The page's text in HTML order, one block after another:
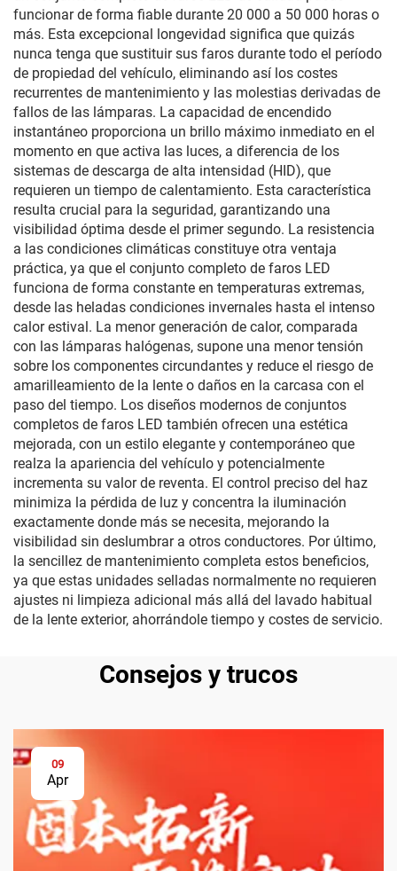
funcionar de forma fiable durante 20 000 a 50 000 horas o
más. Esta excepcional longevidad significa que quizás
nunca tenga que sustituir sus faros durante todo el período
de propiedad del vehículo, eliminando así los costes
recurrentes de mantenimiento y las molestias derivadas de
fallos de las lámparas. La capacidad de encendido
instantáneo proporciona un brillo máximo inmediato en el
momento en que activa las luces, a diferencia de los
sistemas de descarga de alta intensidad (HID), que
requieren un tiempo de calentamiento. Esta característica
resulta crucial para la seguridad, garantizando una
visibilidad óptima desde el primer segundo. La resistencia
a las condiciones climáticas constituye otra ventaja
práctica, ya que el conjunto completo de faros LED
funciona de forma constante en temperaturas extremas,
desde las heladas condiciones invernales hasta el intenso
calor estival. La menor generación de calor, comparada
con las lámparas halógenas, supone una menor tensión
sobre los componentes circundantes y reduce el riesgo de
amarilleamiento de la lente o daños en la carcasa con el
paso del tiempo. Los diseños modernos de conjuntos
completos de faros LED también ofrecen una estética
mejorada, con un estilo elegante y contemporáneo que
realza la apariencia del vehículo y potencialmente
incrementa su valor de reventa. El control preciso del haz
minimiza la pérdida de luz y concentra la iluminación
exactamente donde más se necesita, mejorando la
visibilidad sin deslumbrar a otros conductores. Por último,
la sencillez de mantenimiento completa estos beneficios,
ya que estas unidades selladas normalmente no requieren
ajustes ni limpieza adicional más allá del lavado habitual
de la lente exterior, ahorrándole tiempo y costes de servicio.
Consejos y trucos
09
Apr